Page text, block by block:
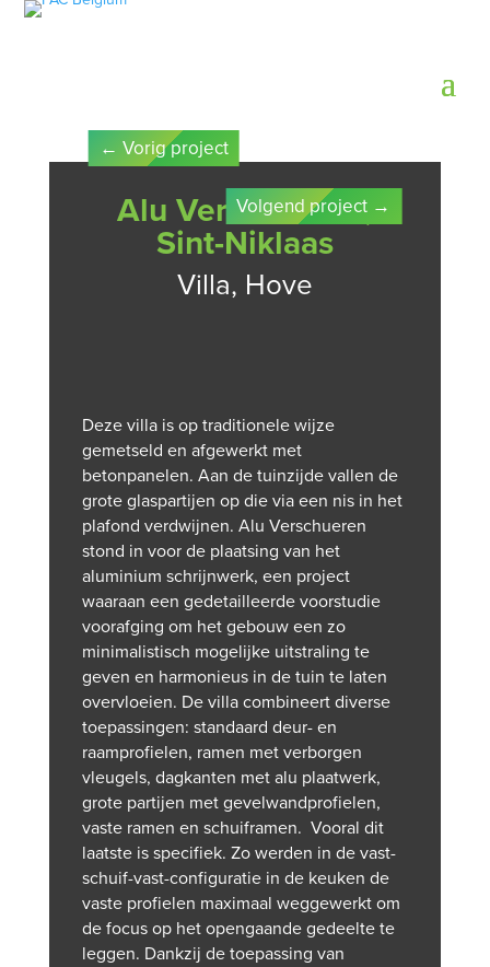
← Vorig project
Volgend project →
Alu Verschueren,
Sint-Niklaas
Villa, Hove
Deze villa is op traditionele wijze
gemetseld en afgewerkt met
betonpanelen. Aan de tuinzijde vallen de
grote glaspartijen op die via een nis in het
plafond verdwijnen. Alu Verschueren
stond in voor de plaatsing van het
aluminium schrijnwerk, een project
waaraan een gedetailleerde voorstudie
voorafging om het gebouw een zo
minimalistisch mogelijke uitstraling te
geven en harmonieus in de tuin te laten
overvloeien. De villa combineert diverse
toepassingen: standaard deur- en
raamprofielen, ramen met verborgen
vleugels, dagkanten met alu plaatwerk,
grote partijen met gevelwandprofielen,
vaste ramen en schuiframen. Vooral dit
laatste is specifiek. Zo werden in de vast-
schuif-vast-configuratie in de keuken de
vaste profielen maximaal weggewerkt om
de focus op het opengaande gedeelte te
leggen. Dankzij de toepassing van